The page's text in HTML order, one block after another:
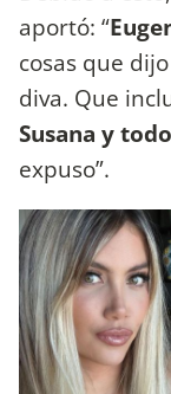
aportó: “
cosas que
diva. Que
Susana y
expuso”.